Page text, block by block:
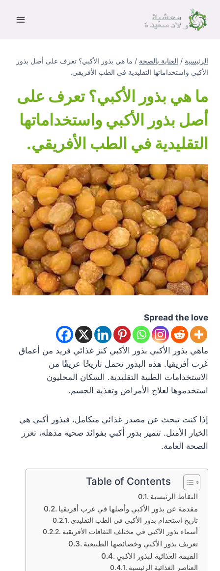
المحتوى
الرئيسية / العناية بالصحة / ما هي بذور الأكبي؟ تعرف على أصل بذور
الأكبي واستخداماتها التقليدية في الطب الأفريقي.
ما هي بذور الأكبي؟ تعرف على
أصل بذور الأكبي واستخداماتها
التقليدية في الطب الأفريقي.
Spread the love
ماهي بذور الأكبي بذور الأكبي كنز غذائي فريد من أعماق
غرب أفريقيا. هذه البذور تحمل تاريخًا عريقًا من
الاستخدامات الطبية التقليدية. السكان المحليون
استخدموها لعلاج الأمراض وتغذية الجسم.
إذا كنت تبحث عن مصدر غذائي متكامل، فبذور أكبي هي
الخيار الأمثل. تتميز بذور أكبي بفوائد صحية مذهلة، تعزز
الصحة العامة.
Table of Contents
النقاط الرئيسية
مقدمة عن بذور الأكبي وأصلها في غرب أفريقيا
تاريخ استخدام بذور الأكبي في الطب التقليدي
أسماء بذور الأكبي في مختلف الثقافات الأفريقية
تعريف بذور الأكبي وخصائصها الطبيعية
القيمة الغذائية لبذور الأكبي
العناصر الغذائية الرئيسية